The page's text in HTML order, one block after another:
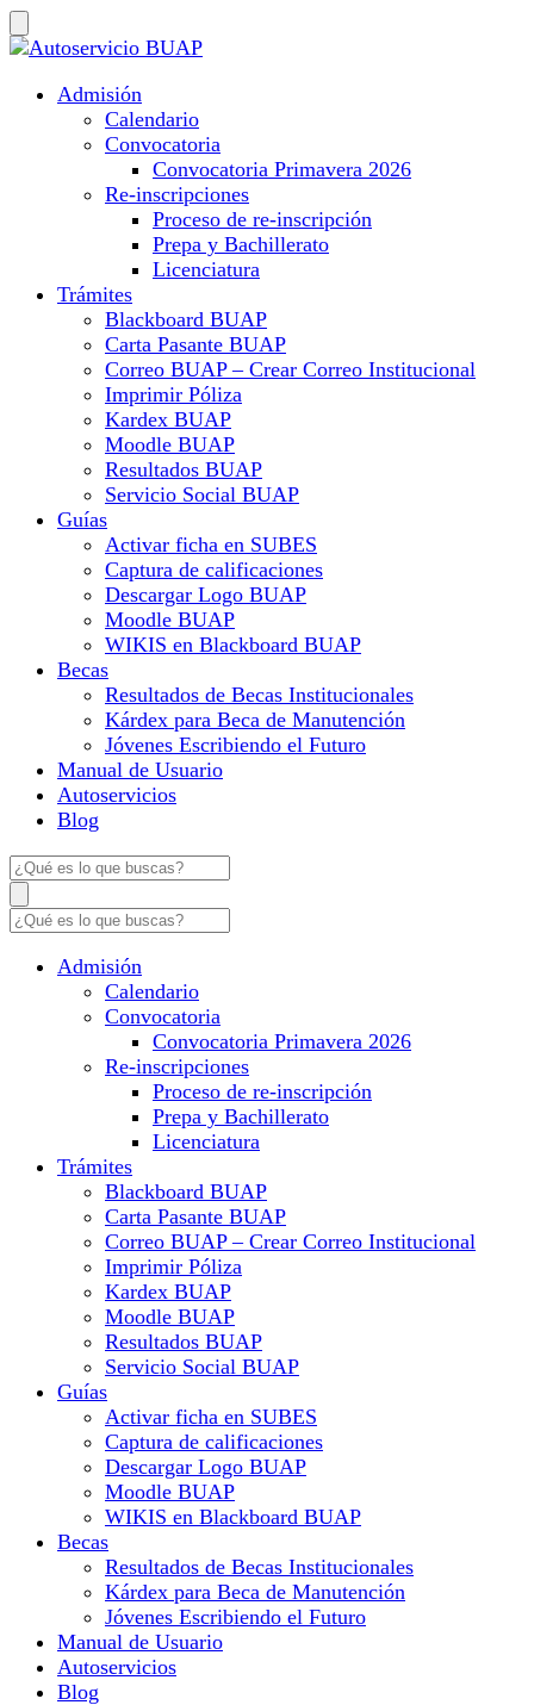
Admisión
Calendario
Convocatoria
Convocatoria Primavera 2026
Re-inscripciones
Proceso de re-inscripción
Prepa y Bachillerato
Licenciatura
Trámites
Blackboard BUAP
Carta Pasante BUAP
Correo BUAP – Crear Correo Institucional
Imprimir Póliza
Kardex BUAP
Moodle BUAP
Resultados BUAP
Servicio Social BUAP
Guías
Activar ficha en SUBES
Captura de calificaciones
Descargar Logo BUAP
Moodle BUAP
WIKIS en Blackboard BUAP
Becas
Resultados de Becas Institucionales
Kárdex para Beca de Manutención
Jóvenes Escribiendo el Futuro
Manual de Usuario
Autoservicios
Blog
Admisión
Calendario
Convocatoria
Convocatoria Primavera 2026
Re-inscripciones
Proceso de re-inscripción
Prepa y Bachillerato
Licenciatura
Trámites
Blackboard BUAP
Carta Pasante BUAP
Correo BUAP – Crear Correo Institucional
Imprimir Póliza
Kardex BUAP
Moodle BUAP
Resultados BUAP
Servicio Social BUAP
Guías
Activar ficha en SUBES
Captura de calificaciones
Descargar Logo BUAP
Moodle BUAP
WIKIS en Blackboard BUAP
Becas
Resultados de Becas Institucionales
Kárdex para Beca de Manutención
Jóvenes Escribiendo el Futuro
Manual de Usuario
Autoservicios
Blog